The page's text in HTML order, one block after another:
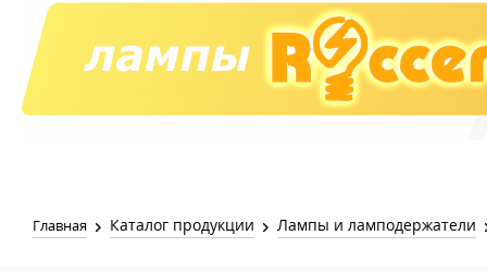
Распродажа Лампы
Главная Каталог продукции Лампы и ламподержатели